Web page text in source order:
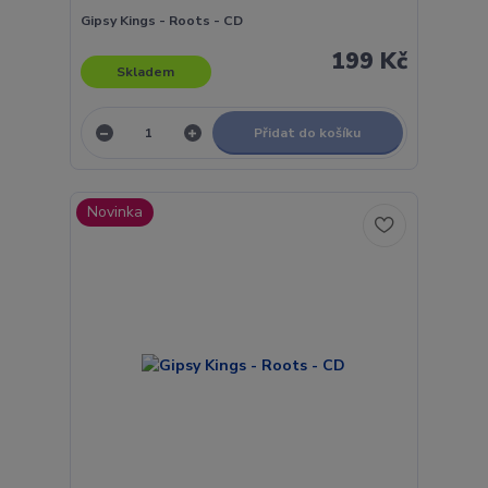
Gipsy Kings - Roots - CD
199 Kč
Skladem
Přidat do košíku
Novinka